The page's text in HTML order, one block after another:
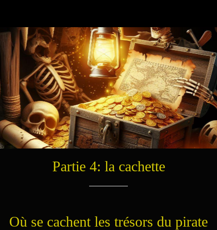
Partie 4: la cachette
Où se cachent les trésors du pirate